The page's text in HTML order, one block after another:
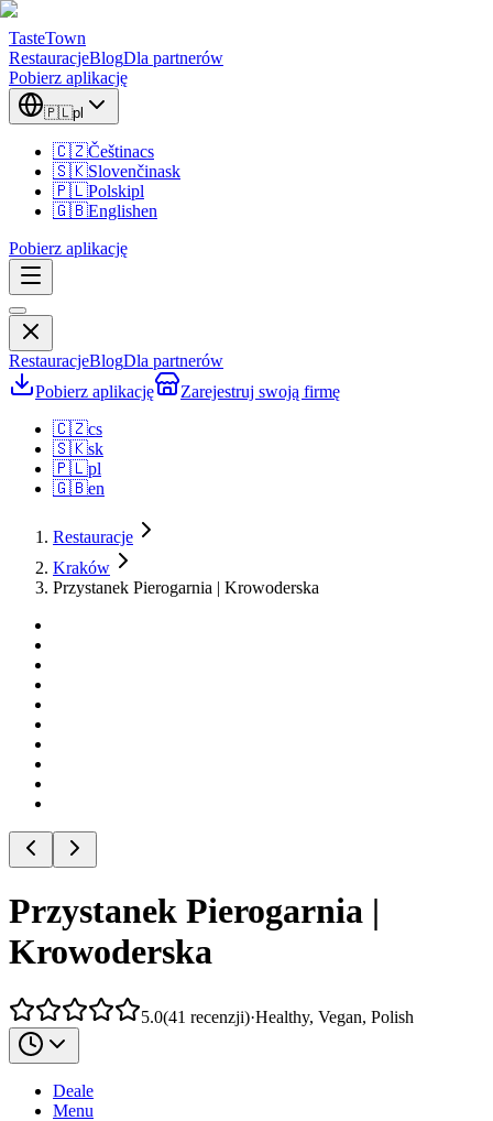
TasteTown
RestauracjeBlogDla partnerów
Pobierz aplikację
🇵🇱pl
🇨🇿Češtinacs
🇸🇰Slovenčinask
🇵🇱Polskipl
🇬🇧Englishen
Pobierz aplikację
RestauracjeBlogDla partnerów
Pobierz aplikację
Zarejestruj swoją firmę
🇨🇿cs
🇸🇰sk
🇵🇱pl
🇬🇧en
Restauracje
Kraków
Przystanek Pierogarnia | Krowoderska
Przystanek Pierogarnia |
Krowoderska
5.0(41 recenzji)·Healthy, Vegan, Polish
Deale
Menu